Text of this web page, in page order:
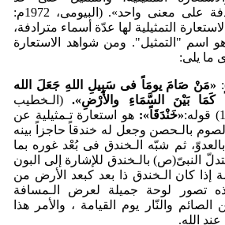
الاستعارة: ألفاظ مترادفة علی معنی واحد». (البیومی، 1972م:
التمثیلیة لها عدّة‌ أسماء مترادفة،
اسم "التمثیل". ومن شواهد الاستعارة
ما یلی:
«مَن صَامَ یومَاً فی سَبِیلِ اللهِ جَعَلَ الله
کَمَا بَینَ السَّمَاءِ والأَرضِ».(الـخطیب
«خَندَقَاً»: هو استعارة تـمثیلیة عن
الصوم بالـحصن وجعل له خندقاً حاجزاً بینه
ثم شبّه الـخندق فی بُعْد غوره بما
النبیّ(ص) بالـخندق للإشارة إلی البون
إذا کان الـخندق ذا بعد کبعد الأرض من
هذه تصور لوحة جمیلة لعرض الـمسافة
والنّار یوم القیامة ، والأمر هذا
الله.